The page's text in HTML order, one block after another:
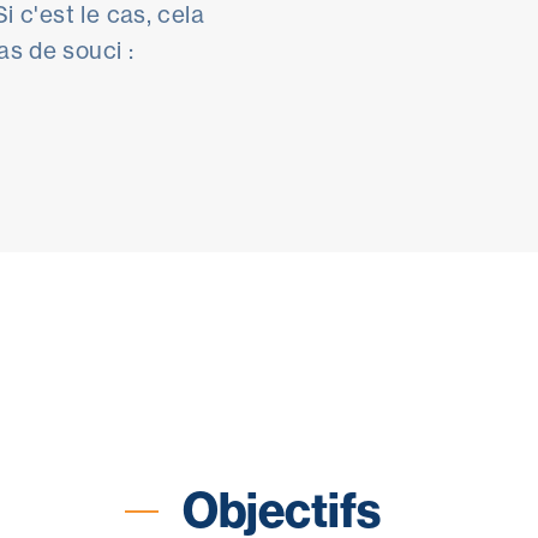
c'est le cas, cela
de souci :
Objectifs